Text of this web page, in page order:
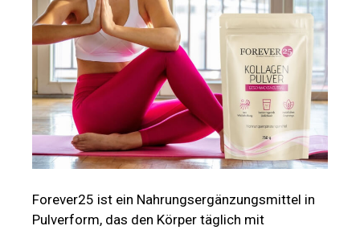
Forever25 ist ein Nahrungsergänzungsmittel in
Pulverform, das den Körper täglich mit